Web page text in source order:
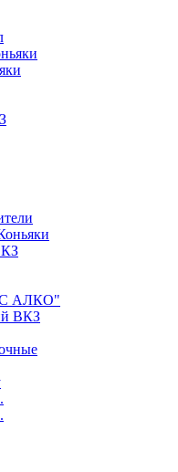
КЗ
АЛКО"
ВКЗ